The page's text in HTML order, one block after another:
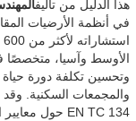
هذا الدليل من تأليف
في أنظمة الأرضيات
الأوسط وآسيا، متخصصًا
وتحسين تكلفة دورة
EN TC 134 حول معايير الأرضيات المرنة والخزفية للمناطق الرطبة.